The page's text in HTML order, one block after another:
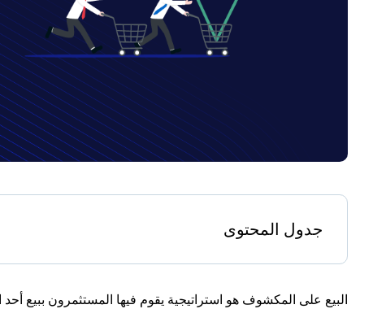
جدول المحتوى
البيع على المكشوف هو استراتيجية يقوم فيها المستثمرون ببيع